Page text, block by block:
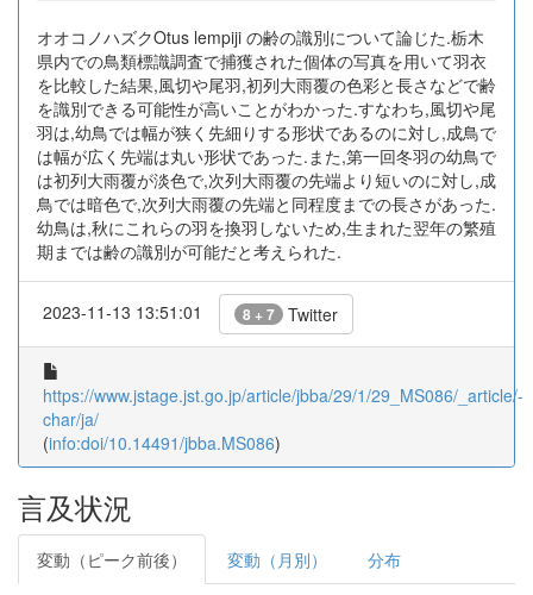
オオコノハズクOtus lempiji の齢の識別について論じた.栃木
県内での鳥類標識調査で捕獲された個体の写真を用いて羽衣
を比較した結果,風切や尾羽,初列大雨覆の色彩と長さなどで齢
を識別できる可能性が高いことがわかった.すなわち,風切や尾
羽は,幼鳥では幅が狭く先細りする形状であるのに対し,成鳥で
は幅が広く先端は丸い形状であった.また,第一回冬羽の幼鳥で
は初列大雨覆が淡色で,次列大雨覆の先端より短いのに対し,成
鳥では暗色で,次列大雨覆の先端と同程度までの長さがあった.
幼鳥は,秋にこれらの羽を換羽しないため,生まれた翌年の繁殖
期までは齢の識別が可能だと考えられた.
2023-11-13 13:51:01 8 + 7 Twitter
https://www.jstage.jst.go.jp/article/jbba/29/1/29_MS086/_article/-
char/ja/
(info:doi/10.14491/jbba.MS086)
言及状況
変動（ピーク前後） 変動（月別） 分布